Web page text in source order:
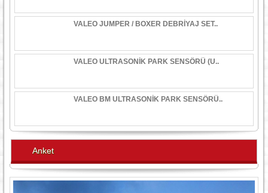
VALEO JUMPER / BOXER DEBRİYAJ SET..
VALEO ULTRASONİK PARK SENSÖRÜ (U..
VALEO BM ULTRASONİK PARK SENSÖRÜ..
Anket